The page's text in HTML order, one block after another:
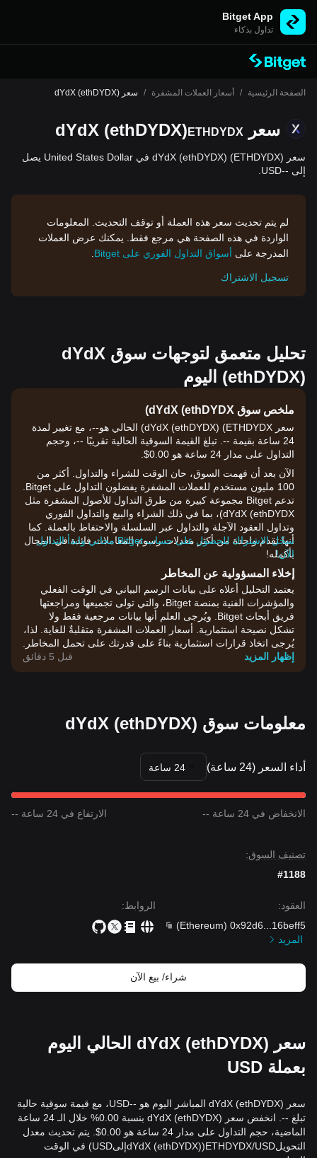
Bitget App
تداول بذكاء
الصفحة الرئيسية / أسعار العملات المشفرة / سعر dYdX (ethDYDX)
سعر dYdX (ethDYDX) ETHDYDX
سعر dYdX (ethDYDX) (ETHDYDX) في United States Dollar يصل
إلى --USD.
لم يتم تحديث سعر هذه العملة أو توقف التحديث. المعلومات
الواردة في هذه الصفحة هي مرجع فقط. يمكنك عرض العملات
المدرجة على أسواق التداول الفوري على Bitget
تسجيل الاشتراك
تحليل متعمق لتوجهات سوق dYdX
(ethDYDX) اليوم
ملخص سوق dYdX (ethDYDX)
سعر dYdX (ethDYDX) (ETHDYDX) الحالي هو--، مع تغيير لمدة
24 ساعة بقيمة --. تبلغ القيمة السوقية الحالية تقريبًا --، وحجم
التداول على مدار 24 ساعة هو 0.00$.
الآن بعد أن فهمت السوق، حان الوقت للشراء والتداول. أكثر من
تدعم Bitget مجموعة كبيرة من طرق التداول للأصول المشفرة مثل
dYdX (ethDYDX)، بما في ذلك الشراء والبيع والتداول الفوري
وتداول العقود الآجلة والتداول عبر السلسلة والاحتفاظ بالعملة. كما
أنها تقدم واحدة من أكثر معدلات رسوم المعاملات فائدة في المجال
بأكمله!
سجّل الاشتراك للحصول على حساب Bitget مجاني وابدأ التداول
الآن!
إخلاء المسؤولية عن المخاطر
يعتمد التحليل أعلاه على بيانات الرسم البياني في الوقت الفعلي
والمؤشرات الفنية بمنصة Bitget، والتي تولى تجميعها ومراجعتها
فريق أبحاث Bitget. ويُرجى العلم أنها بيانات مرجعية فقط ولا
تشكل نصيحة استثمارية. أسعار العملات المشفرة متقلبةٌ للغاية. لذا،
يُرجى اتخاذ قرارات استثمارية بناءً على قدرتك على تحمل المخاطر.
إظهار المزيد
قبل 5 دقائق
معلومات سوق dYdX (ethDYDX)
أداء السعر (24 ساعة) 24 ساعة
الانخفاض في 24 ساعة -- الارتفاع في 24 ساعة --
تصنيف السوق:
#1188
العقود:
0x92d6
16beff5
(
Ethereum
)
المزيد
الروابط:
شراء/ بيع الآن
سعر dYdX (ethDYDX) الحالي اليوم
بعملة USD
سعر dYdX (ethDYDX) المباشر اليوم هو --USD، مع قيمة سوقية حالية
تبلغ --. انخفض سعر dYdX (ethDYDX) بنسبة 0.00% خلال الـ 24 ساعة
الماضية، حجم التداول على مدار 24 ساعة هو 0.00$. يتم تحديث معدل
التحويلETHDYDX/USD(dYdX (ethDYDX)إلىUSD) في الوقت